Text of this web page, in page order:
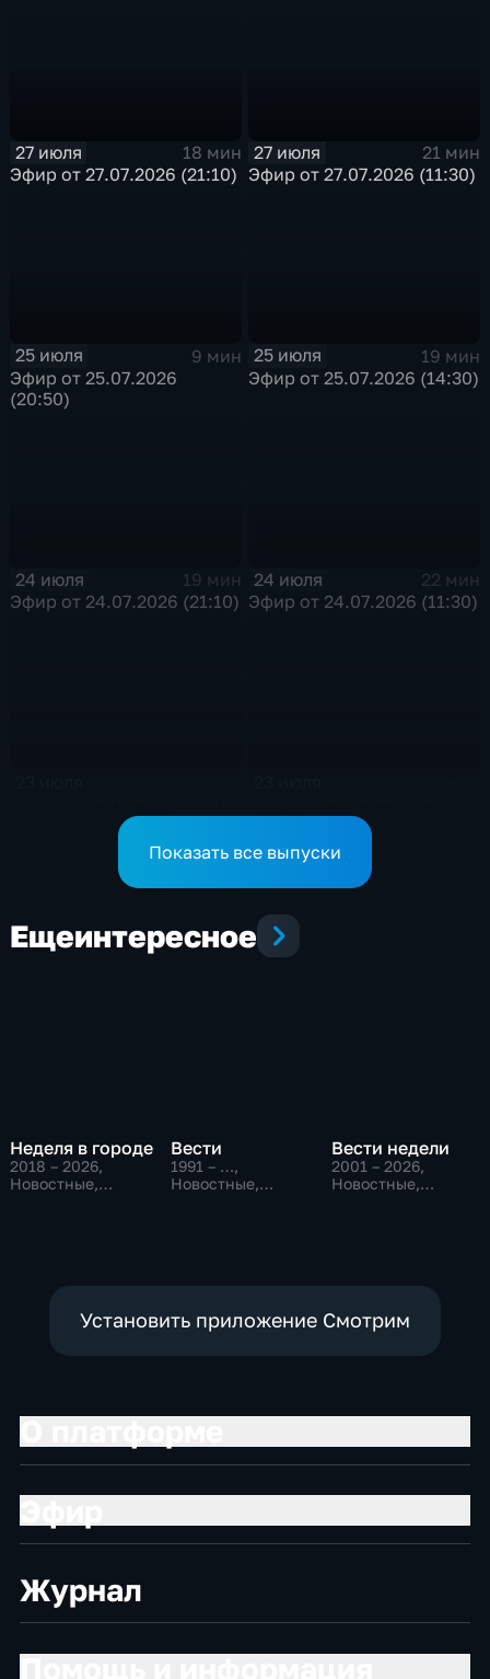
27 июля
18 мин
Эфир от 27.07.2026 (21:10)
27 июля
21 мин
Эфир от 27.07.2026 (11:30)
25 июля
9 мин
Эфир от 25.07.2026
(20:50)
25 июля
19 мин
Эфир от 25.07.2026 (14:30)
24 июля
19 мин
Эфир от 24.07.2026 (21:10)
24 июля
22 мин
Эфир от 24.07.2026 (11:30)
Показать все выпуски
Ещеинтересное
Неделя в городе
2018 – 2026,
Новостные,
Вести
1991 – …,
Новостные,
Вести недели
2001 – 2026,
Новостные,
Установить приложение Смотрим
Журнал